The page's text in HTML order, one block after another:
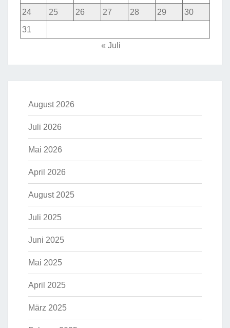
24
25 26 27 28 29
30
31
« Juli
August 2026
Juli 2026
Mai 2026
April 2026
August 2025
Juli 2025
Juni 2025
Mai 2025
April 2025
März 2025